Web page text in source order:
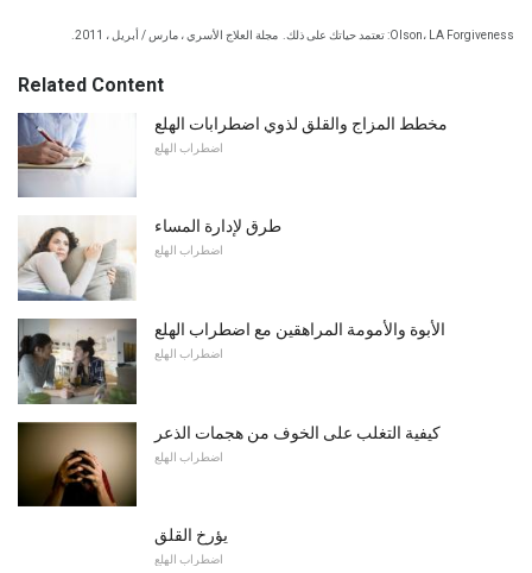
Olson، LA Forgiveness: تعتمد حياتك على ذلك. مجلة العلاج الأسري ، مارس / أبريل ، 2011.
Related Content
مخطط المزاج والقلق لذوي اضطرابات الهلع
اضطراب الهلع
طرق لإدارة المساء
اضطراب الهلع
الأبوة والأمومة المراهقين مع اضطراب الهلع
اضطراب الهلع
كيفية التغلب على الخوف من هجمات الذعر
اضطراب الهلع
يؤرخ القلق
اضطراب الهلع